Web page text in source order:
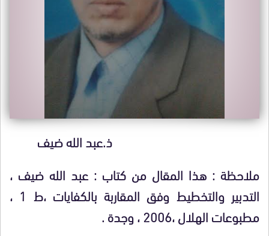
ذ.عبد الله ضيف
ملاحظة : هذا المقال من كتاب : عبد الله ضيف ،
التدبير والتخطيط وفق المقاربة بالكفايات ،ط 1 ،
مطبوعات الهلال ،2006 ، وجدة .